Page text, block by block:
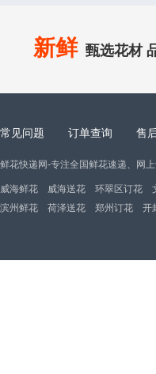
新鲜 甄选花材
常见问题 订单查询 售
鲜花快递网-专注全国鲜花速递、网
威海鲜花 威海送花 环翠区订花
滨州鲜花
荷泽送花 郑州订花 开